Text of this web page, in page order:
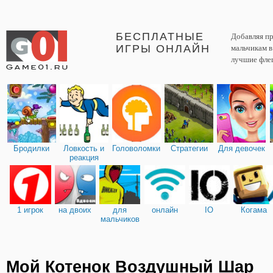
БЕСПЛАТНЫЕ
ИГРЫ ОНЛАЙН
Добавляя
мальчикам
лучшие
Бродилки
Ловкость и
реакция
Головоломки Стратегии Для девочек
1 игрок на двоих
для
мальчиков
онлайн IO Когама
Мой Котенок Воздушный Шар